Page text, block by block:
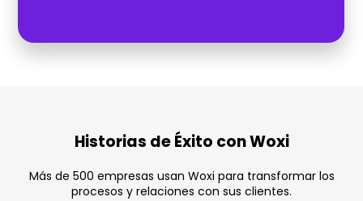
Historias de Éxito con Woxi
Más de 500 empresas usan Woxi para transformar los
procesos y relaciones con sus clientes.